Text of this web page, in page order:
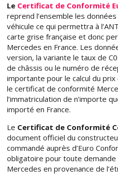
Le Certificat de Conformité
reprend l’ensemble les
véhicule ce qui permettra à
carte grise française et donc
Mercedes en France. Les
version, la variante le taux de
de châssis ou le numéro de
importante pour le calcul du
le certificat de conformité
l’immatriculation de n’importe
importé en France.
Le Certificat de Conformité
document officiel du
commandé auprès d’Euro
obligatoire pour toute demande
Mercedes en provenance de